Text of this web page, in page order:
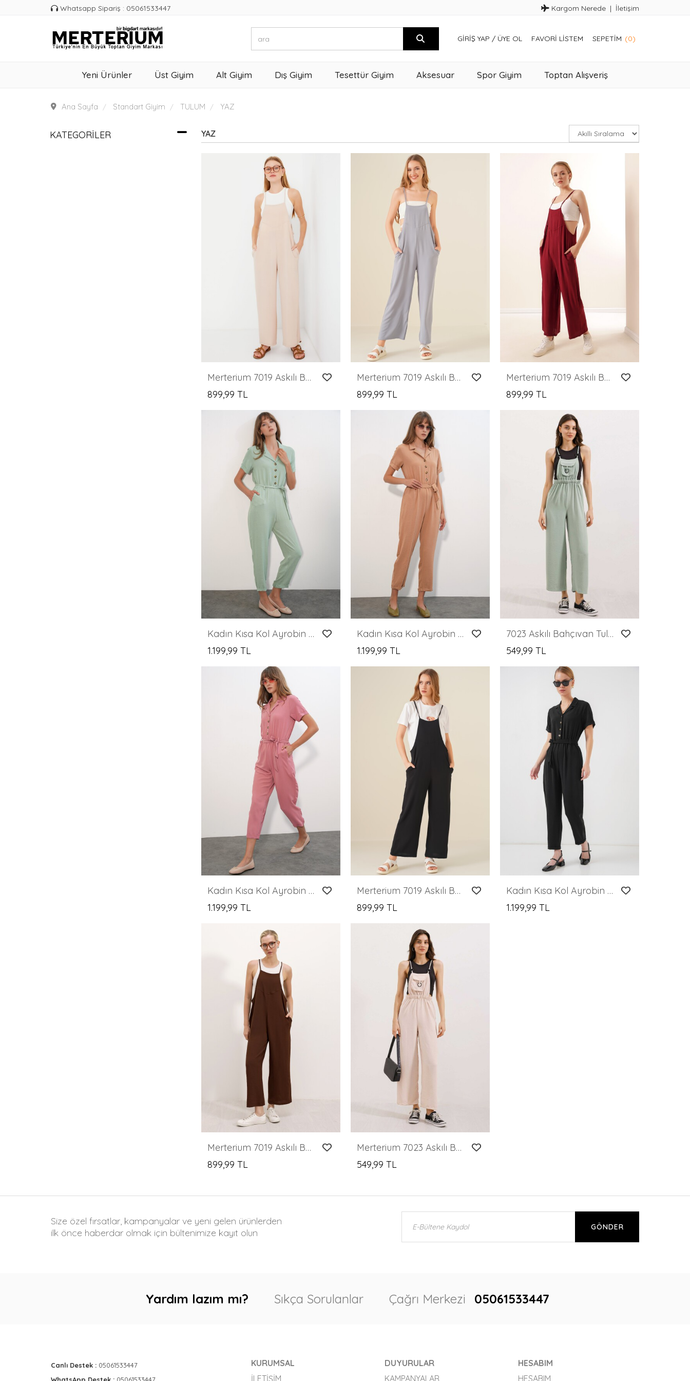
Whatsapp Sipariş : 05061533447 Kargom Nerede İletişim
GIRIŞ YAP / ÜYE OL FAVORI LISTEM SEPETIM (0)
Yeni Ürünler Üst Giyim Alt Giyim Dış Giyim Tesettür Giyim Aksesuar Spor Giyim Toptan Alışveriş
Ana Sayfa Standart Giyim TULUM YAZ
KATEGORILER YAZ
Merterium 7019 Askılı Bahçivan Tulum - Krem
899,99 TL
Merterium 7019 Askılı Bahçivan Tulum - Gri
899,99 TL
Merterium 7019 Askılı Bahçivan Tulum - Bordo
899,99 TL
Kadın Kısa Kol Ayrobin Tulum 7030 - E.Yeşil
1.199,99 TL
Kadın Kısa Kol Ayrobin Tulum 7030 - Bisküvi
1.199,99 TL
7023 Askılı Bahçıvan Tulum - Çağla
549,99 TL
Kadın Kısa Kol Ayrobin Tulum 7030 - Gül Kurusu
1.199,99 TL
Merterium 7019 Askılı Bahçivan Tulum - Siyah
899,99 TL
Kadın Kısa Kol Ayrobin Tulum 7030 - Siyah
1.199,99 TL
Merterium 7019 Askılı Bahçivan Tulum - Kahverengi
899,99 TL
Merterium 7023 Askılı Bahçıvan Tulum - Bej
549,99 TL
Size özel fırsatlar, kampanyalar ve yeni gelen ürünlerden
ilk önce haberdar olmak için bültenimize kayıt olun
GÖNDER
Yardım lazım mı? Sıkça Sorulanlar Çağrı Merkezi 05061533447
Canlı Destek : 05061533447
KURUMSAL
İLETIŞIM
DUYURULAR
KAMPANYALAR
HESABIM
HESABIM